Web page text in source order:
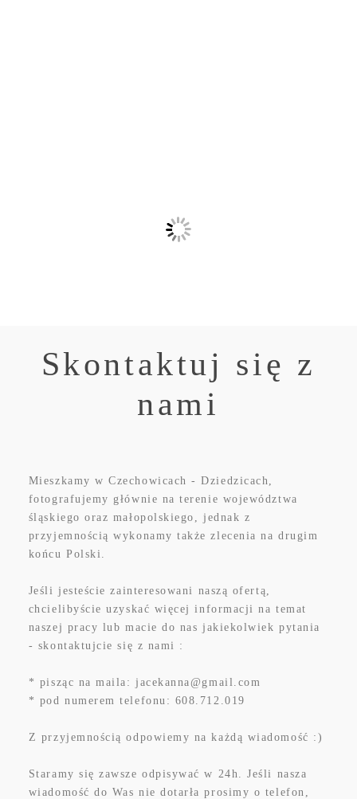
Skontaktuj się z
nami
Mieszkamy w Czechowicach - Dziedzicach,
fotografujemy głównie na terenie województwa
śląskiego oraz małopolskiego, jednak z
przyjemnością wykonamy także zlecenia na drugim
końcu Polski.
Jeśli jesteście zainteresowani naszą ofertą,
chcielibyście uzyskać więcej informacji na temat
naszej pracy lub macie do nas jakiekolwiek pytania
- skontaktujcie się z nami :
* pisząc na maila: jacekanna@gmail.com
* pod numerem telefonu: 608.712.019
Z przyjemnością odpowiemy na każdą wiadomość :)
Staramy się zawsze odpisywać w 24h. Jeśli nasza
wiadomość do Was nie dotarła prosimy o telefon,